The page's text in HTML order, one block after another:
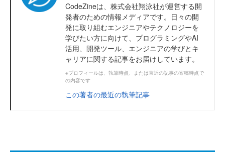
CodeZineは、株式会社翔泳社が運営する開
発者のための情報メディアです。日々の開
発に取り組むエンジニアやテクノロジーを
学びたい方に向けて、プログラミングやAI
活用、開発ツール、エンジニアの学びとキ
ャリアに関する記事をお届けしています。
※プロフィールは、執筆時点、または直近の記事の寄稿時点で
の内容です
この著者の最近の執筆記事